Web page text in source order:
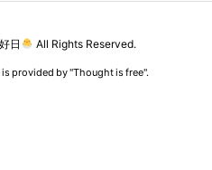
日 All Rights Reserved.
is provided by "Thought is free".